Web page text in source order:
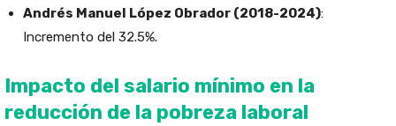
Andrés Manuel López Obrador (2018-2024):
Incremento del 32.5%.
Impacto del salario mínimo en la
reducción de la pobreza laboral